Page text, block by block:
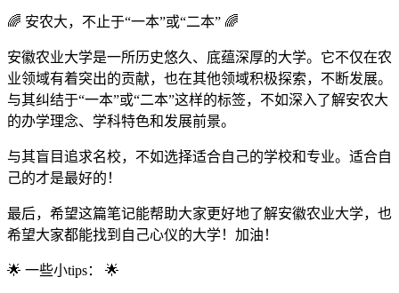
🌈 安农大，不止于“一本”或“二本” 🌈
安徽农业大学是一所历史悠久、底蕴深厚的大学。它不仅在农
业领域有着突出的贡献，也在其他领域积极探索，不断发展。
与其纠结于“一本”或“二本”这样的标签，不如深入了解安农大
的办学理念、学科特色和发展前景。
与其盲目追求名校，不如选择适合自己的学校和专业。适合自
己的才是最好的！
最后，希望这篇笔记能帮助大家更好地了解安徽农业大学，也
希望大家都能找到自己心仪的大学！加油！
🌟 一些小tips： 🌟